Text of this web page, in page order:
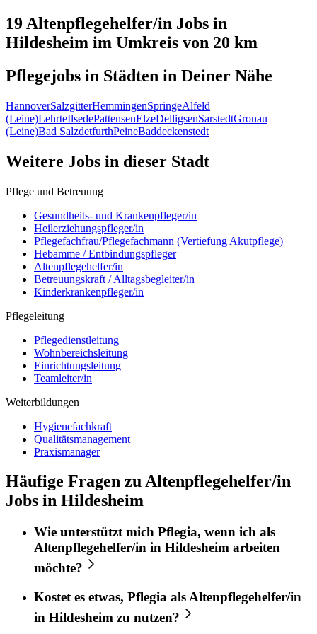
19 Altenpflegehelfer/in Jobs in
Hildesheim im Umkreis von 20 km
Pflegejobs in Städten in Deiner Nähe
HannoverSalzgitterHemmingenSpringeAlfeld
(Leine)LehrteIlsedePattensenElzeDelligsenSarstedtGronau
(Leine)Bad SalzdetfurthPeineBaddeckenstedt
Weitere Jobs in dieser Stadt
Pflege und Betreuung
Gesundheits- und Krankenpfleger/in
Heilerziehungspfleger/in
Pflegefachfrau/Pflegefachmann (Vertiefung Akutpflege)
Hebamme / Entbindungspfleger
Altenpflegehelfer/in
Betreuungskraft / Alltagsbegleiter/in
Kinderkrankenpfleger/in
Pflegeleitung
Pflegedienstleitung
Wohnbereichsleitung
Einrichtungsleitung
Teamleiter/in
Weiterbildungen
Hygienefachkraft
Qualitätsmanagement
Praxismanager
Häufige Fragen zu Altenpflegehelfer/in
Jobs in Hildesheim
Wie unterstützt mich Pflegia, wenn ich als
Altenpflegehelfer/in in Hildesheim arbeiten
möchte?
Kostet es etwas, Pflegia als Altenpflegehelfer/in
in Hildesheim zu nutzen?